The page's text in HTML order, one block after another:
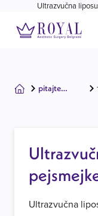
Ultrazvučna
pitajte
Ultrazvučna